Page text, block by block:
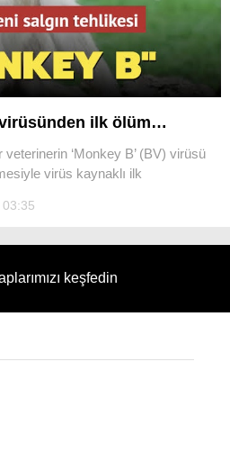
virüsünden ilk ölüm…
veterinerin ‘Monkey B’ (BV) virüsü
virüs kaynaklı ilk
keşfedin